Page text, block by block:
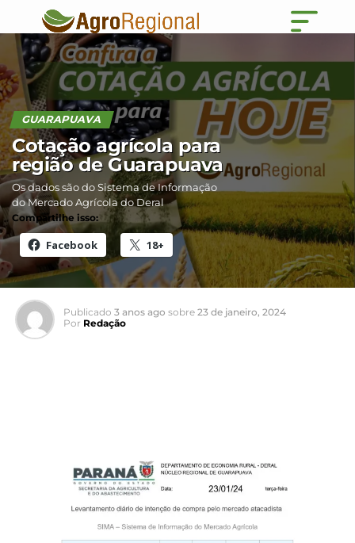
GUARAPUAVA
Cotação agrícola para
região de Guarapuava
Os dados são do Sistema de Informação
do Mercado Agrícola do Deral
Compartilhe isso:
Facebook 18+
Publicado 3 anos ago sobre 23 de janeiro, 2024
Por Redação